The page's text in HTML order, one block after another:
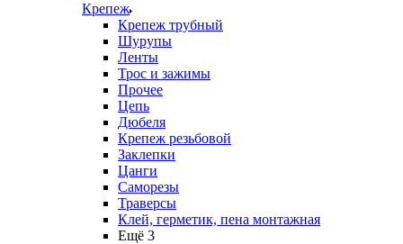
Крепеж
Крепеж трубный
Шурупы
Ленты
Трос и зажимы
Прочее
Цепь
Дюбеля
Крепеж резьбовой
Заклепки
Цанги
Саморезы
Траверсы
Клей, герметик, пена монтажная
Ещё 3